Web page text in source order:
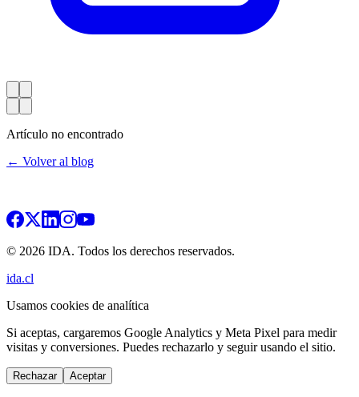
Artículo no encontrado
← Volver al blog
© 2026 IDA. Todos los derechos reservados.
ida.cl
Usamos cookies de analítica
Si aceptas, cargaremos Google Analytics y Meta Pixel para medir
visitas y conversiones. Puedes rechazarlo y seguir usando el sitio.
Rechazar Aceptar